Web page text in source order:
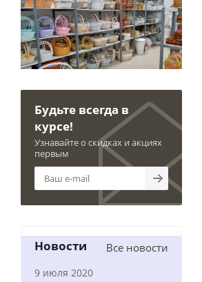
Будьте всегда в
курсе!
Узнавайте о скидках и акциях
первым
Новости Все новости
9 июля 2020